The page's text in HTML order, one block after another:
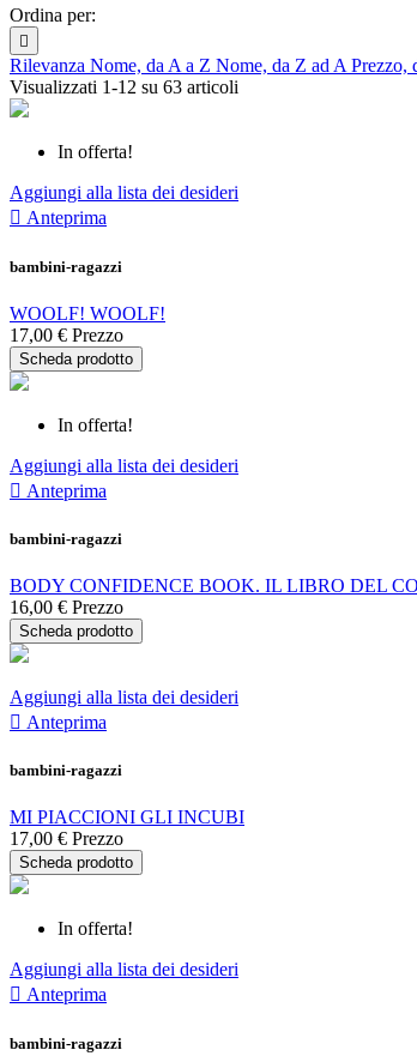
Ordina per:

Rilevanza Nome, da A a Z Nome, da Z ad APrezzo,
Visualizzati 1-12 su 63 articoli
In offerta!
Aggiungi alla lista dei desideri
 Anteprima
bambini-ragazzi
WOOLF! WOOLF!
17,00 € Prezzo
Scheda prodotto
In offerta!
Aggiungi alla lista dei desideri
 Anteprima
bambini-ragazzi
BODY CONFIDENCE BOOK. IL LIBRO DEL
16,00 € Prezzo
Scheda prodotto
Aggiungi alla lista dei desideri
 Anteprima
bambini-ragazzi
MI PIACCIONI GLI INCUBI
17,00 € Prezzo
Scheda prodotto
In offerta!
Aggiungi alla lista dei desideri
 Anteprima
bambini-ragazzi